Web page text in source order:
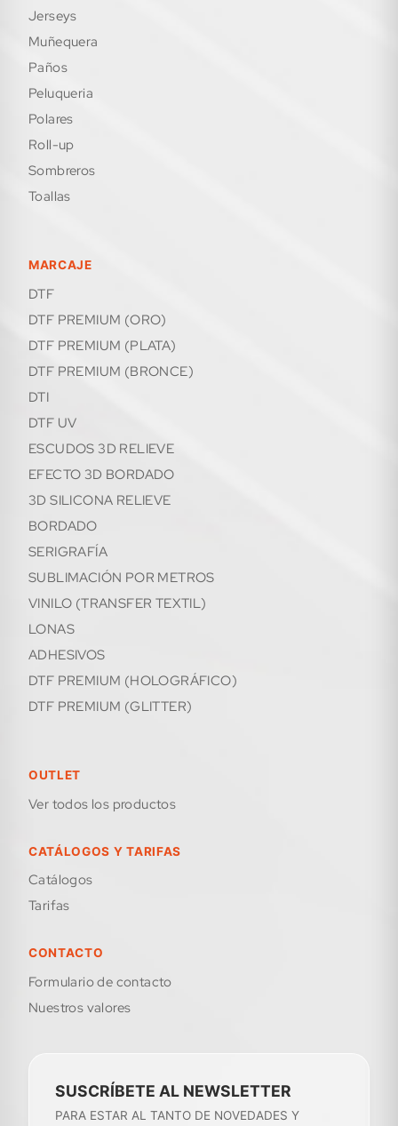
jerseys
muñequera
paños
peluqueria
polares
roll-up
sombreros
toallas
MARCAJE
DTF
DTF PREMIUM (ORO)
DTF PREMIUM (PLATA)
DTF PREMIUM (BRONCE)
DTI
DTF UV
ESCUDOS 3D RELIEVE
EFECTO 3D BORDADO
3D SILICONA RELIEVE
BORDADO
SERIGRAFÍA
SUBLIMACIÓN POR METROS
VINILO (TRANSFER TEXTIL)
LONAS
ADHESIVOS
DTF PREMIUM (HOLOGRÁFICO)
DTF PREMIUM (GLITTER)
OUTLET
Ver todos los productos
CATÁLOGOS Y TARIFAS
Catálogos
Tarifas
CONTACTO
formulario de contacto
Nuestros valores
SUSCRÍBETE AL NEWSLETTER
PARA ESTAR AL TANTO DE NOVEDADES Y